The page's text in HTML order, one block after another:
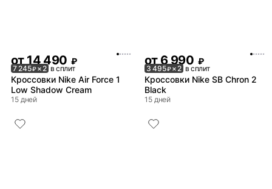
от 14 490 ₽
7 245₽× 2 в сплит
Кроссовки Nike Air Force 1
Low Shadow Cream
15 дней
от 6 990 ₽
3 495₽× 2 в сплит
Кроссовки Nike SB Chron 2
Black
15 дней